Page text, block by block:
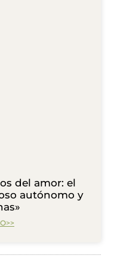
del amor: el
autónomo y